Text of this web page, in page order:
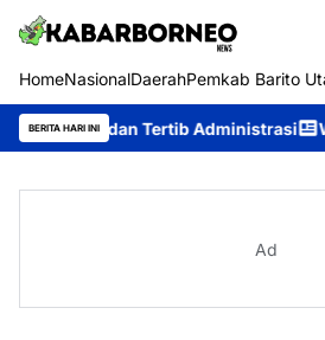
HomeNasionalDaerahPemkab Barito
BERITA HARI INI
Administrasi Wabup Murung
Ad